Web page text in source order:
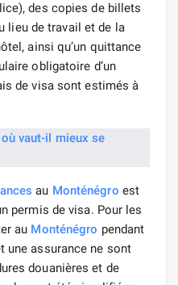
des copies de billets
lieu de travail et de la
ainsi qu’un quittance
obligatoire d’un
de visa sont estimés à
au Monténégro est
permis de visa. Pour les
au Monténégro pendant
une assurance ne sont
douanières et de